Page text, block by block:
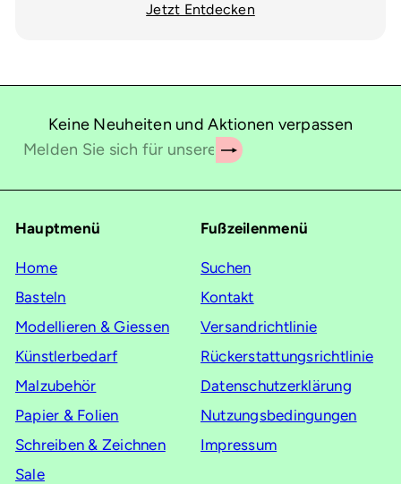
Jetzt Entdecken
Keine Neuheiten und Aktionen verpassen
Abonnieren
Melden
sich
unsere
an
Hauptmenü
Home
Basteln
Modellieren & Giessen
Künstlerbedarf
Malzubehör
Papier & Folien
Schreiben & Zeichnen
Sale
Fußzeilenmenü
Suchen
Kontakt
Versandrichtlinie
Rückerstattungsrichtlinie
Datenschutzerklärung
Nutzungsbedingungen
Impressum